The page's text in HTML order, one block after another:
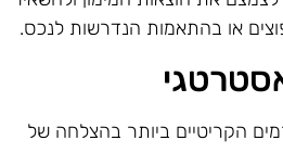
או בהתאמות הנדרשות לנכס.
הקריטיים ביותר בהצלחה של